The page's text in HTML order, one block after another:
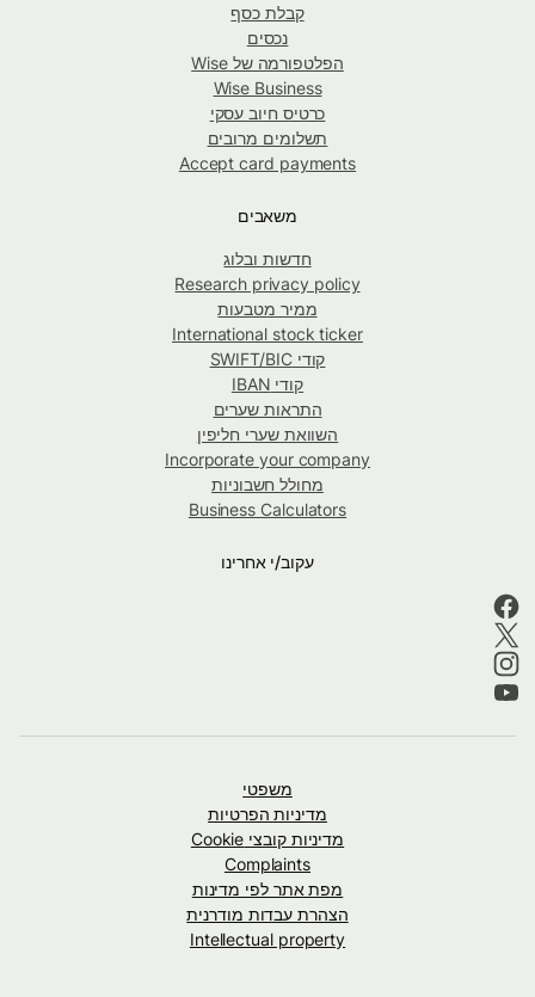
קבלת כסף
נכסים
הפלטפורמה של Wise
Wise Business
כרטיס חיוב עסקי
תשלומים מרובים
Accept card payments
משאבים
חדשות ובלוג
Research privacy policy
ממיר מטבעות
International stock ticker
קודי SWIFT/BIC
קודי IBAN
התראות שערים
השוואת שערי חליפין
Incorporate your company
מחולל חשבוניות
Business Calculators
עקוב/י אחרינו
משפטי
מדיניות הפרטיות
מדיניות קובצי Cookie
Complaints
מפת אתר לפי מדינות
הצהרת עבדות מודרנית
Intellectual property